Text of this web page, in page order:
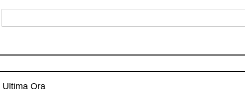
Ultima Ora